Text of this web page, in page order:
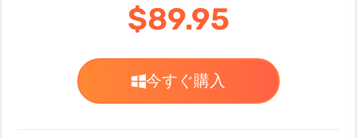
$89.95
今すぐ購入